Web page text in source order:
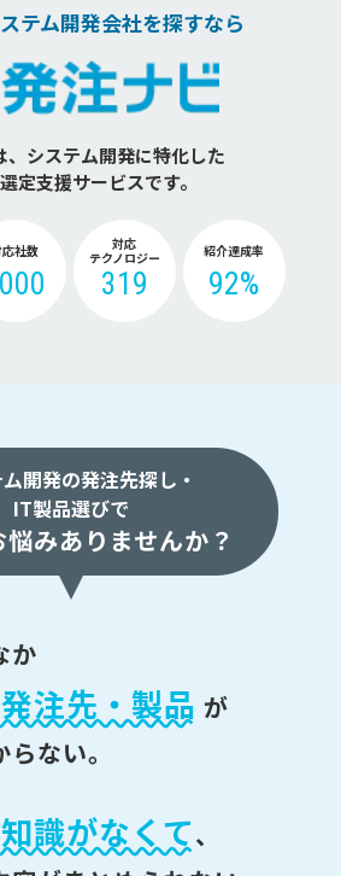
テム開発会社を探すなら
、システム開発に特化した
定支援サービスです。
社数
対応
テクノロジー
319
紹介達成率
92%
開発の発注先探し・
IT製品選びで
悩みありませんか？
か
注先・製品 が
ない。
識がなくて、